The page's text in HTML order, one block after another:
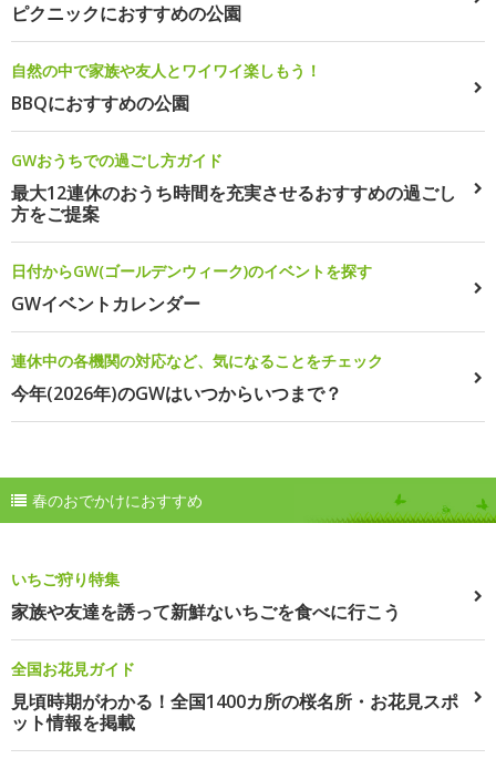
ピクニックにおすすめの公園
自然の中で家族や友人とワイワイ楽しもう！
BBQにおすすめの公園
GWおうちでの過ごし方ガイド
最大12連休のおうち時間を充実させるおすすめの過ごし
方をご提案
日付からGW(ゴールデンウィーク)のイベントを探す
GWイベントカレンダー
連休中の各機関の対応など、気になることをチェック
今年(2026年)のGWはいつからいつまで？
春のおでかけにおすすめ
いちご狩り特集
家族や友達を誘って新鮮ないちごを食べに行こう
全国お花見ガイド
見頃時期がわかる！全国1400カ所の桜名所・お花見スポ
ット情報を掲載